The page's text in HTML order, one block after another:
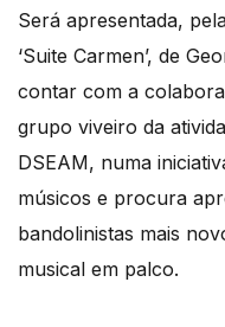
Será apresentada,
‘Suite Carmen’, de
contar com a
grupo viveiro da
DSEAM, numa
músicos e procura
bandolinistas mais
musical em palco.